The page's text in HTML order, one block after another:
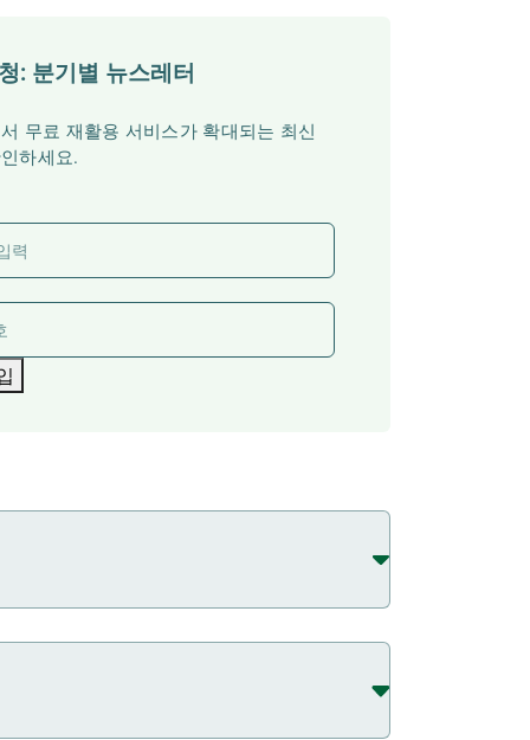
: 분기별 뉴스레터
무료 재활용 서비스가 확대되는 최신
하세요.